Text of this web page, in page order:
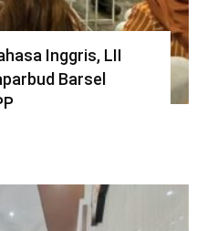
Inggris, LII
Barsel